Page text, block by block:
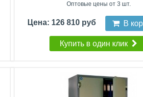
Оптовые цены от 3 шт.
Цена: 126 810 руб В
Купить в один клик